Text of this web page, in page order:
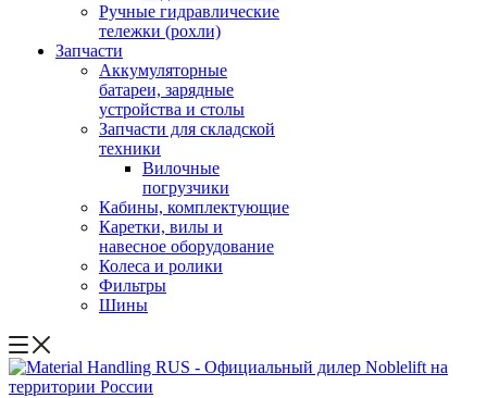
Ручные гидравлические
тележки (рохли)
Запчасти
Аккумуляторные
батареи, зарядные
устройства и столы
Запчасти для складской
техники
Вилочные
погрузчики
Кабины, комплектующие
Каретки, вилы и
навесное оборудование
Колеса и ролики
Фильтры
Шины